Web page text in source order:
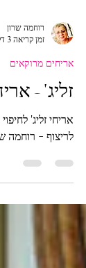
זמן קריאה 3 דקות
אריחים מרוקאים
זליג' -
אריחי זליג'
לריצוף - רוחמה